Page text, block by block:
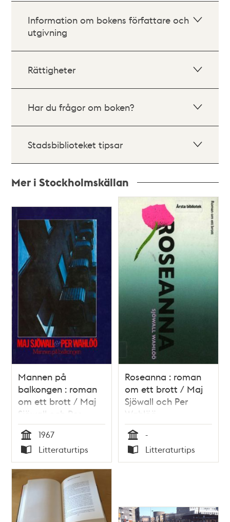
Information om bokens författare och
utgivning
Rättigheter
Har du frågor om boken?
Stadsbiblioteket tipsar
Mer i Stockholmskällan
och
teman
Mannen på
balkongen : roman
om ett brott / Maj
Sjöwall och Per
Wahlöö
Tid
1967
Typ
Litteraturtips
Roseanna : roman
om ett brott / Maj
Sjöwall och Per
Wahlöö
Tid
-
Typ
Litteraturtips